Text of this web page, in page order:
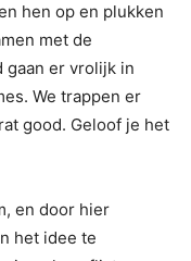
hen op en plukken
met de
gaan er vrolijk in
We trappen er
good. Geloof je het
en door hier
het idee te